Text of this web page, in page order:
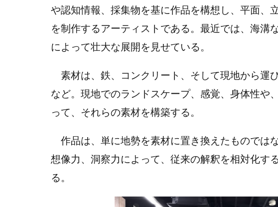
や認知情報、採集物を基に作品を構想し、平面、
を制作するアーティストである。最近では、海溝
によって壮大な展開を見せている。
素材は、鉄、コンクリート、そして現地から運
など。現地でのランドスケープ、感覚、身体性や
って、それらの素材を構築する。
作品は、単に地勢を素材に置き換えたものでは
想像力、洞察力によって、従来の解釈を相対化す
る。